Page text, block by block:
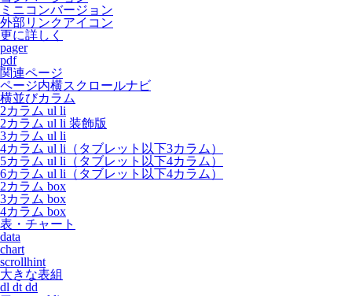
ミニコンバージョン
外部リンクアイコン
更に詳しく
pager
pdf
関連ページ
ページ内横スクロールナビ
横並びカラム
2カラム ul li
2カラム ul li 装飾版
3カラム ul li
4カラム ul li（タブレット以下3カラム）
5カラム ul li（タブレット以下4カラム）
6カラム ul li（タブレット以下4カラム）
2カラム box
3カラム box
4カラム box
表・チャート
data
chart
scrollhint
大きな表組
dl dt dd